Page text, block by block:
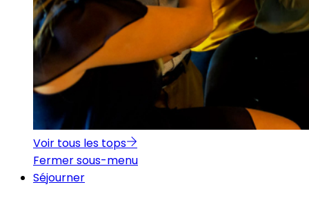
Voir tous les tops
Fermer sous-menu
Séjourner